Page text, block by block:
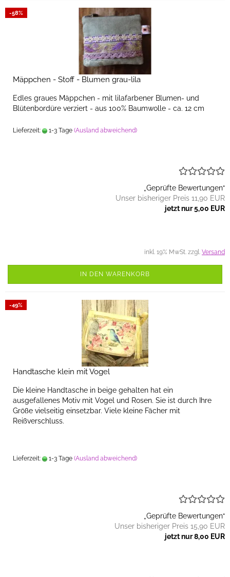
-58%
Mäppchen - Stoff - Blumen grau-lila
Edles graues Mäppchen - mit lilafarbener Blumen- und
Blütenbordüre verziert - aus 100% Baumwolle - ca. 12 cm
Lieferzeit: 1-3 Tage (Ausland abweichend)
„Geprüfte Bewertungen“
Unser bisheriger Preis 11,90 EUR
jetzt nur 5,00 EUR
inkl. 19% MwSt. zzgl. Versand
IN DEN WARENKORB
-49%
Handtasche klein mit Vogel
Die kleine Handtasche in beige gehalten hat ein
ausgefallenes Motiv mit Vogel und Rosen. Sie ist durch Ihre
Größe vielseitig einsetzbar. Viele kleine Fächer mit
Reißverschluss.
Lieferzeit: 1-3 Tage (Ausland abweichend)
„Geprüfte Bewertungen“
Unser bisheriger Preis 15,90 EUR
jetzt nur 8,00 EUR